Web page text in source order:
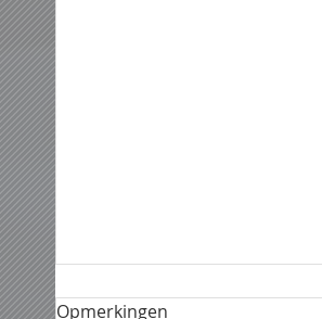
Opmerkingen